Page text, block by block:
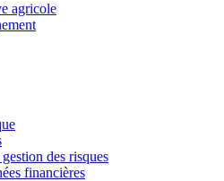
agricole
des risques
financières